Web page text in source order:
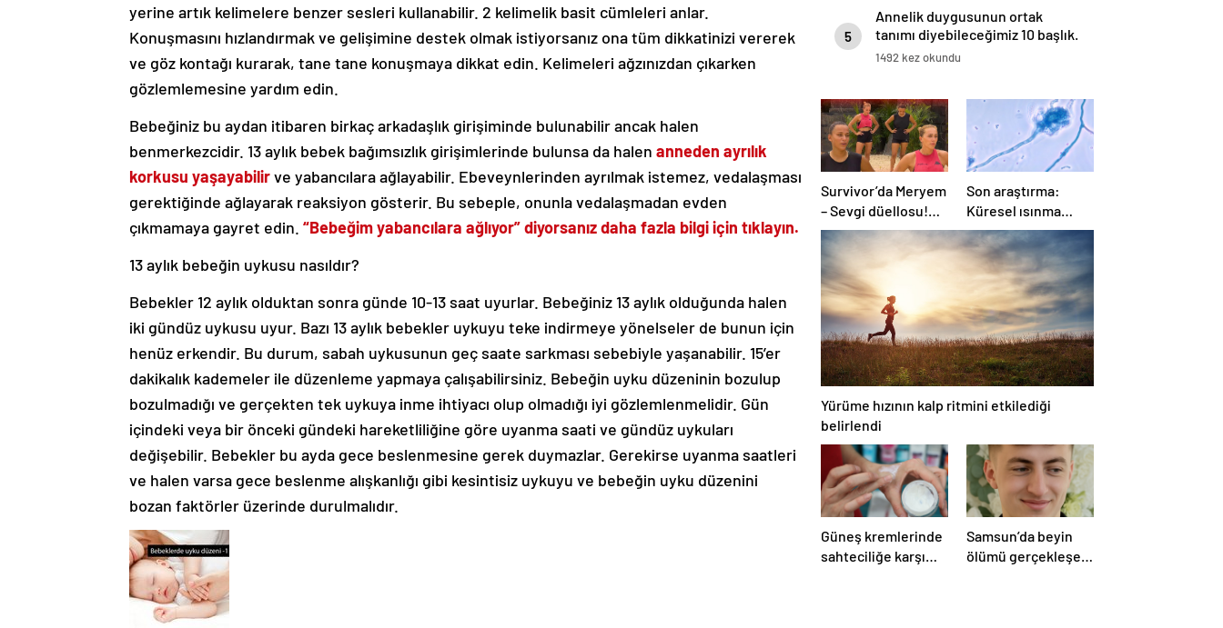
yerine artık kelimelere benzer sesleri kullanabilir. 2 kelimelik basit cümleleri anlar.
Konuşmasını hızlandırmak ve gelişimine destek olmak istiyorsanız ona tüm dikkatinizi vererek
ve göz kontağı kurarak, tane tane konuşmaya dikkat edin. Kelimeleri ağzınızdan çıkarken
gözlemlemesine yardım edin.
Bebeğiniz bu aydan itibaren birkaç arkadaşlık girişiminde bulunabilir ancak halen
benmerkezcidir. 13 aylık bebek bağımsızlık girişimlerinde bulunsa da halen anneden ayrılık
korkusu yaşayabilirve yabancılara ağlayabilir. Ebeveynlerinden ayrılmak istemez, vedalaşması
gerektiğinde ağlayarak reaksiyon gösterir. Bu sebeple, onunla vedalaşmadan evden
çıkmamaya gayret edin. “Bebeğim yabancılara ağlıyor” diyorsanız daha fazla bilgi için tıklayın.
13 aylık bebeğin uykusu nasıldır?
Bebekler 12 aylık olduktan sonra günde 10-13 saat uyurlar. Bebeğiniz 13 aylık olduğunda halen
iki gündüz uykusu uyur. Bazı 13 aylık bebekler uykuyu teke indirmeye yönelseler de bunun için
henüz erkendir. Bu durum, sabah uykusunun geç saate sarkması sebebiyle yaşanabilir. 15’er
dakikalık kademeler ile düzenleme yapmaya çalışabilirsiniz. Bebeğin uyku düzeninin bozulup
bozulmadığı ve gerçekten tek uykuya inme ihtiyacı olup olmadığı iyi gözlemlenmelidir. Gün
içindeki veya bir önceki gündeki hareketliliğine göre uyanma saati ve gündüz uykuları
değişebilir. Bebekler bu ayda gece beslenmesine gerek duymazlar. Gerekirse uyanma saatleri
ve halen varsa gece beslenme alışkanlığı gibi kesintisiz uykuyu ve bebeğin uyku düzenini
bozan faktörler üzerinde durulmalıdır.
5
Annelik duygusunun ortak
tanımı diyebileceğimiz 10 başlık.
1492 kez okundu
Survivor’da Meryem
– Sevgi düellosu!
Yağmur’un rakibi
belli oldu
Son araştırma:
Küresel ısınma
ölümcül mantar
hastalığını yayabilir
Yürüme hızının kalp ritmini etkilediği
belirlendi
Güneş kremlerinde
sahteciliğe karşı
Samsun’da beyin
ölümü gerçekleşen